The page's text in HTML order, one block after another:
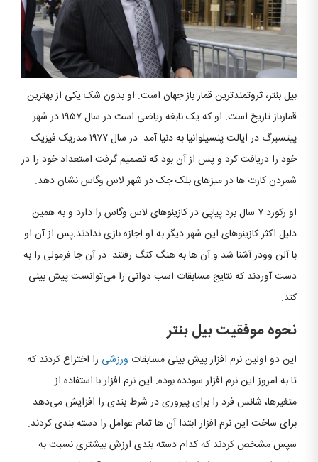
بیل بنتر، ثروتمندترین قمار باز جهان است. او بدون شک یکی از بهترین
قمارباز تاریخ است. او که یک نابغه ریاضی است در سال ۱۹۵۷ در شهر
پیتسبرگ در ایالت پنسیلوانیا به دنیا آمد. در سال ۱۹۷۷ مدریک فیزیک
خود را دریافت کرد و پس از آن بود که تصمیم گرفت استعداد خود را در
شمردن کارت ها در میزهای بلک جک در شهر لاس وگاس نشان دهد.
او رکورد ۷ سال برد پیاپی در کازینوهای لاس وگاس را دارد و به همین
دلیل اکثر کازینوهای این شهر دیگر به او اجازه بازی ندادند.پس از آن او
با آلن وودز آشنا شد و آن ها به هنگ کنگ رفتند. در آن جا فرمولی را به
دست آوردند که نتایج مسابقات اسب دوانی را می‌توانست پیش بینی
کند.
نحوه موفقیت بیل بنتر
این دو اولین نرم افزار پیش بینی مسابقات ورزشی را اختراع کردند که
تا به امروز این نرم افزار سودده بوده. این نرم افزار با استفاده از
متغیرها، شانس فرد را برای پیروزی در شرط بندی را افزایش می‌دهد.
برای ساخت این نرم افزار ابتدا آن ها تمام عوامل را دسته بندی کردند.
سپس مشخص کردند که کدام دسته بندی ارزش بیشتری نسبت به